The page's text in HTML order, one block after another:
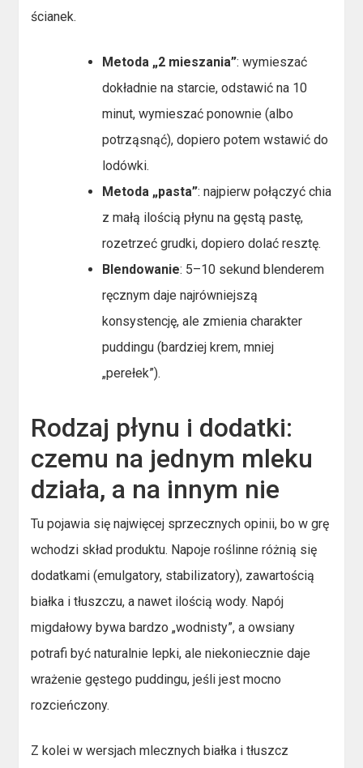
ścianek.
Metoda „2 mieszania”: wymieszać
dokładnie na starcie, odstawić na 10
minut, wymieszać ponownie (albo
potrząsnąć), dopiero potem wstawić do
lodówki.
Metoda „pasta”: najpierw połączyć chia
z małą ilością płynu na gęstą pastę,
rozetrzeć grudki, dopiero dolać resztę.
Blendowanie: 5–10 sekund blenderem
ręcznym daje najrówniejszą
konsystencję, ale zmienia charakter
puddingu (bardziej krem, mniej
„perełek”).
Rodzaj płynu i dodatki:
czemu na jednym mleku
działa, a na innym nie
Tu pojawia się najwięcej sprzecznych opinii, bo w grę
wchodzi skład produktu. Napoje roślinne różnią się
dodatkami (emulgatory, stabilizatory), zawartością
białka i tłuszczu, a nawet ilością wody. Napój
migdałowy bywa bardzo „wodnisty”, a owsiany
potrafi być naturalnie lepki, ale niekoniecznie daje
wrażenie gęstego puddingu, jeśli jest mocno
rozcieńczony.
Z kolei w wersjach mlecznych białka i tłuszcz